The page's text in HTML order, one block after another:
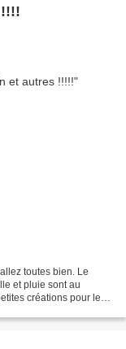
toutes bien. Le
et pluie sont au
créations pour les